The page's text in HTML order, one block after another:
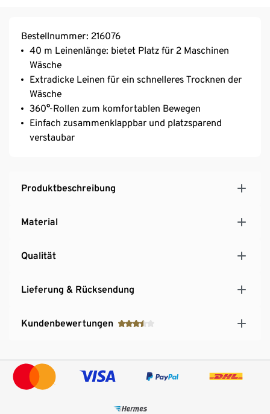
Bestellnummer: 216076
40 m Leinenlänge: bietet Platz für 2 Maschinen
Wäsche
Extradicke Leinen für ein schnelleres Trocknen der
Wäsche
360°-Rollen zum komfortablen Bewegen
Einfach zusammenklappbar und platzsparend
verstaubar
Produktbeschreibung
Material
Qualität
Lieferung & Rücksendung
Kundenbewertungen